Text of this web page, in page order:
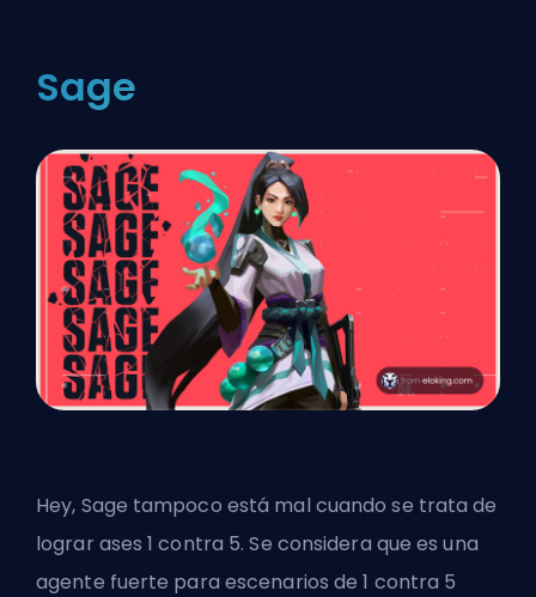
Sage
Hey, Sage tampoco está mal cuando se trata de
lograr ases 1 contra 5. Se considera que es una
agente fuerte para escenarios de 1 contra 5